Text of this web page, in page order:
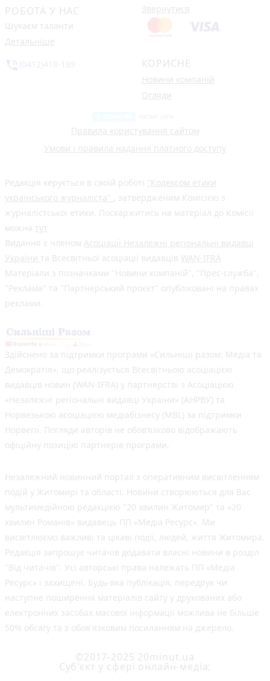
РОБОТА У НАС
Шукаєм таланти
Детальніше
Звернутися
КОРИСНЕ
Новини компаній
Огляди
Правила користування сайтом
Умови і правила надання платного доступу
Редакція керується в своїй роботі "Кодексом етики
українського журналіста" , затвердженим Комісією з
журналістської етики. Поскаржитись на матеріал до Комісії
можна тут
Видання є членом Асоціації Незалежні регіональні видавці
України та Всесвітньої асоціації видавців WAN-IFRA
Матеріали з позначками "Новини компаній", "Прес-служба",
"Реклама" та "Партнерський проєкт" опубліковані на правах
реклами.
Здійснено за підтримки програми «Сильніші разом: Медіа та
Демократія», що реалізується Всесвітньою асоціацією
видавців новин (WAN-IFRA) у партнерстві з Асоціацією
«Незалежні регіональні видавці України» (АНРВУ) та
Норвезькою асоціацією медіабізнесу (MBL) за підтримки
Норвегії. Погляди авторів не обов’язково відображають
офіційну позицію партнерів програми.
Незалежний новинний портал з оперативним висвітленням
подій у Житомирі та області. Новини створюються для Вас
мультимедійною редакцією "20 хвилин Житомир" та «20
хвилин Романів» видавець ПП «Медіа Ресурс». Ми
висвітлюємо важливі та цікаві події, людей, життя Житомира.
Редакція запрошує читачів додавати власні новини в розділ
"Від читачів". Усі авторські права належать ПП «Медіа
Ресурс» і захищені. Будь-яка публiкацiя, передрук чи
наступне поширення матеріалів сайту у друкованих або
електронних засобах масової інформації можлива не більше
50% обсягу та з обов'язковим посиланням на джерело.
©2017-2025 20minut.ua
Cуб'єкт у сфері онлайн-медіа;